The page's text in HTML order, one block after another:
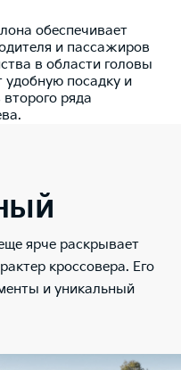
обеспечивает
и пассажиров
в области головы
удобную посадку и
ряда
ярче раскрывает
кроссовера. Его
и уникальный